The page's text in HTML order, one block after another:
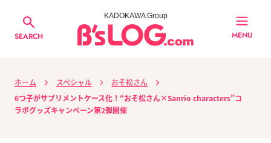
SEARCH
KADOKAWA Group
MENU
ホーム スペシャル
おそ松さん
6つ子がサプリメントケース化！“おそ松さん×Sanrio characters”コ
ラボグッズキャンペーン第2弾開催